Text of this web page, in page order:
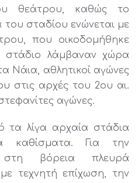
θεάτρου, καθώς το
σταδίου ενώνεται με
που οικοδομήθηκε
στάδιο λάμβαναν χώρα
Νάια, αθλητικοί αγώνες
στις αρχές του 2ου αι.
αγώνες.
τα λίγα αρχαία στάδια
καθίσματα. Για την
βόρεια πλευρά
τεχνητή επίχωση, την